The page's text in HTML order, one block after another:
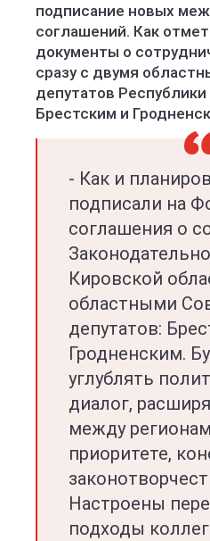
подписание новых
соглашений. Как
документы о
сразу с двумя
депутатов
Брестским и
- Как и
подписали на
соглашения о
Кировской
областными
депутатов:
Гродненским.
углублять
диалог,
между
приоритете,
Настроены
подходы